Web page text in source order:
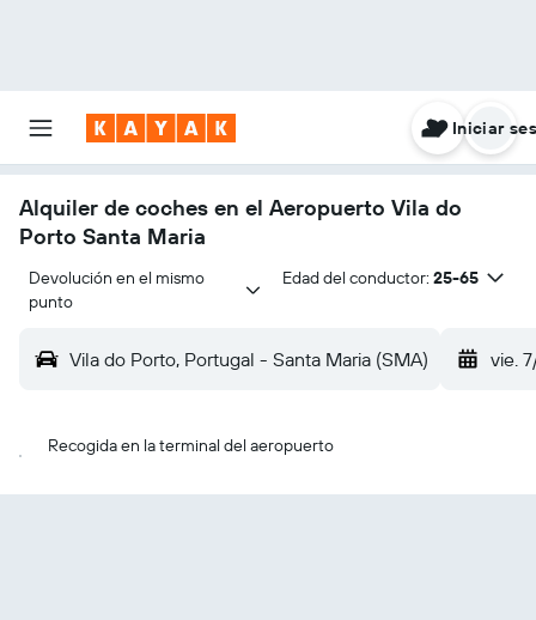
Iniciar
Alquiler de coches en el Aeropuerto Vila do
Porto Santa Maria
Devolución en el mismo
punto
Edad del conductor: 25-65
Vila do Porto, Portugal - Santa Maria (SMA) vie.
Recogida en la terminal del aeropuerto